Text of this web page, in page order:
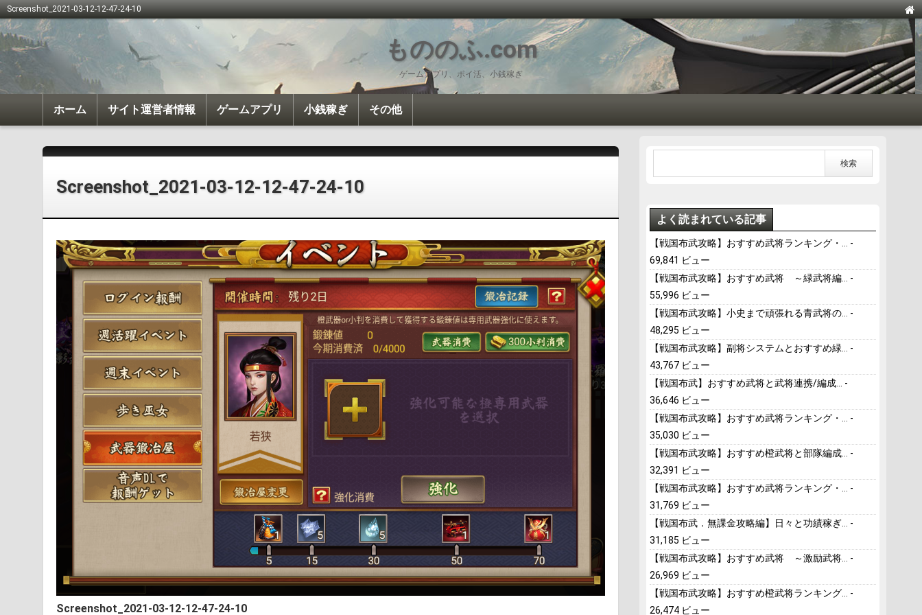
Screenshot_2021-03-12-12-47-24-10
もののふ.com
ゲームアプリ、ポイ活、小銭稼ぎ
ホーム サイト運営者情報 ゲームアプリ 小銭稼ぎ その他
Screenshot_2021-03-12-12-47-24-10
Screenshot_2021-03-12-12-47-24-10
よく読まれている記事
【戦国布武攻略】おすすめ武将ランキング・...
-
69,841 ビュー
【戦国布武攻略】おすすめ武将 ～緑武将編...
-
55,996 ビュー
【戦国布武攻略】小史まで頑張れる青武将の...
-
48,295 ビュー
【戦国布武攻略】副将システムとおすすめ緑...
-
43,767 ビュー
【戦国布武】おすすめ武将と武将連携/編成...
-
36,646 ビュー
【戦国布武攻略】おすすめ武将ランキング・...
-
35,030 ビュー
【戦国布武攻略】おすすめ橙武将と部隊編成...
-
32,391 ビュー
【戦国布武攻略】おすすめ武将ランキング・...
-
31,769 ビュー
【戦国布武．無課金攻略編】日々と功績稼ぎ...
-
31,185 ビュー
【戦国布武攻略】おすすめ武将 ～激励武将...
-
26,969 ビュー
【戦国布武攻略】おすすめ橙武将ランキング...
-
26,474 ビュー